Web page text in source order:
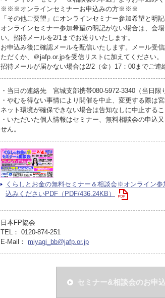
※※※オンラインセミナーお申込みの方※※※
「その他ご要望」にオンラインセミナー参加希望と明
オンラインセミナー参加希望の明記がない場合は、会
い。招待メールを2/1までお送りいたします。
お申込み後に確認メールを配信いたします。メール受
ただくか、＠jafp.or.jpを受信リストに加えてください。
招待メールが届かない場合は2/2（金）17：00までご連
・当日の連絡先 宮城支部携帯080-5972-3340（当日限
・やむを得ない事情により開催を中止、変更する際は
ネット環境が確保できない場合は告知なしに中止するこ
・いただいた個人情報はセミナー、無料相談会の申込
せん。
くらしとお金の無料セミナー＆相談会※オンライン
込みくださいPDF（PDF/436.24KB）
日本FP協会
TEL： 0120-874-251
E-Mail： miyagi_bb@jafp.or.jp
セミナー&相談会のお申